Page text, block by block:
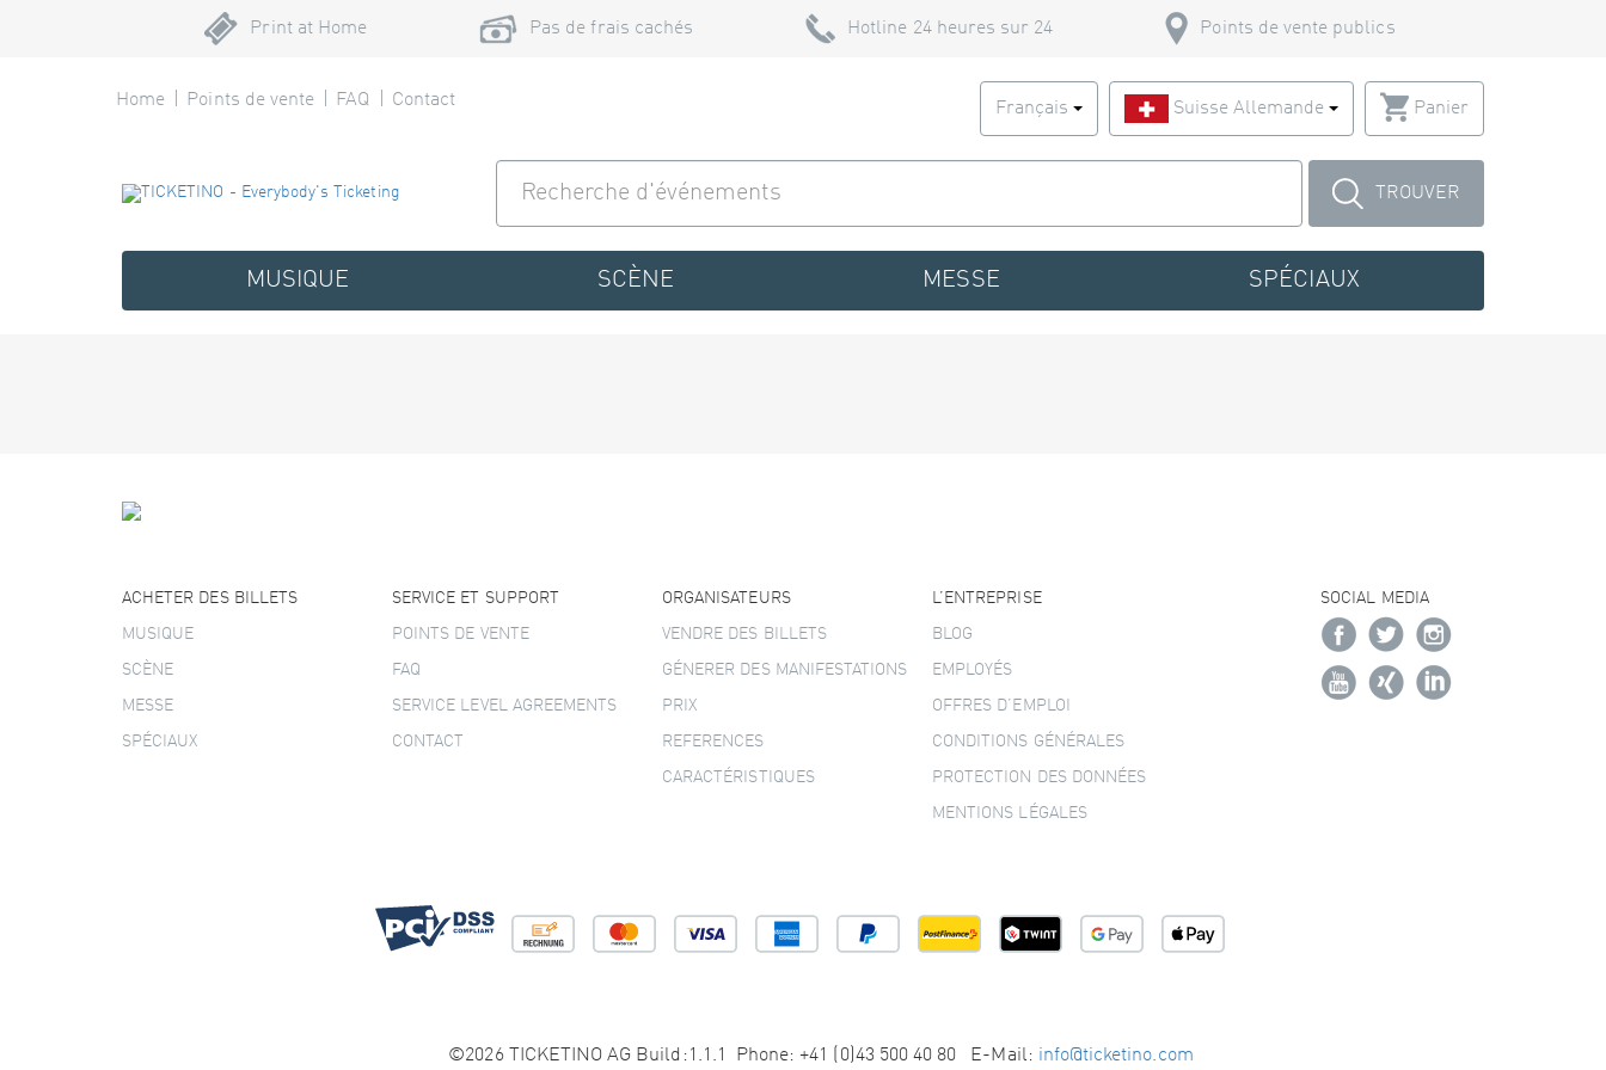
Print at Home Pas de frais cachés Hotline 24 heures sur 24 Points de vente publics
Home Points de vente FAQ Contact Français Suisse Allemande Panier
TROUVER
MUSIQUE SCÈNE MESSE SPÉCIAUX
ACHETER DES BILLETS
MUSIQUE
SCÈNE
MESSE
SPÉCIAUX
SERVICE ET SUPPORT
POINTS DE VENTE
FAQ
SERVICE LEVEL AGREEMENTS
CONTACT
ORGANISATEURS
VENDRE DES BILLETS
GÉNERER DES MANIFESTATIONS
PRIX
REFERENCES
CARACTÉRISTIQUES
L’ENTREPRISE
BLOG
EMPLOYÉS
OFFRES D’EMPLOI
CONDITIONS GÉNÉRALES
PROTECTION DES DONNÉES
MENTIONS LÉGALES
SOCIAL MEDIA
©2026 TICKETINO AG Build:1.1.1 Phone: +41 (0)43 500 40 80 E-Mail: info@ticketino.com